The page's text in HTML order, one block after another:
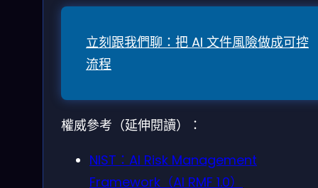
立刻跟我們聊：把 AI 文件風險做成可控
流程
權威參考（延伸閱讀）：
NIST：AI Risk Management
Framework（AI RMF 1.0）